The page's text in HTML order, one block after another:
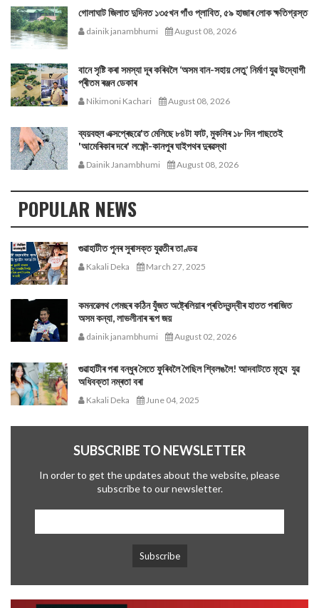
গোলাঘাট জিলাত দুদিনত ১৩৫খন গাঁও প্লাবিত, ৫৯ হাজাৰ লোক ক্ষতিগ্রস্ত
dainik janambhumi August 08, 2026
বানে সৃষ্টি কৰা সমস্যা দূৰ কৰিবলৈ ‘অসম বান-সহায় সেতু’ নিৰ্মাণ যুৱ উদ্যোগী
প্ৰীতম ৰঞ্জন ডেকাৰ
Nikimoni Kachari August 08, 2026
ব্যয়বহুল এক্সপ্ৰেছৱে'ত মেলিছে ৮৪টা ফাট, মুকলিৰ ১৮ দিন পাছতেই
'আমেৰিকাৰ দৰে' লক্ষ্ণৌ-কানপুৰ ঘাইপথৰ দুৰৱস্থা
Dainik Janambhumi August 08, 2026
POPULAR NEWS
গুৱাহাটীত পুনৰ সুৰাসক্ত যুৱতীৰ তাণ্ডৱ
Kakali Deka March 27, 2025
কমনৱেলথ গেমছৰ কঠিন যুঁজত অষ্ট্ৰেলিয়াৰ প্ৰতিদ্বন্দ্বীৰ হাতত পৰাজিত
অসম কন্যা, লাভলীনাৰ ৰূপ জয়
dainik janambhumi August 02, 2026
গুৱাহাটীৰ পৰা বন্ধুৰ সৈতে ফুৰিবলৈ গৈছিল শ্বিলঙলৈ! আদবাটতে মৃত্যু যুৱ
অধিবক্তা নম্ৰতা বৰা
Kakali Deka June 04, 2025
SUBSCRIBE TO NEWSLETTER
In order to get the updates about the website, please
subscribe to our newsletter.